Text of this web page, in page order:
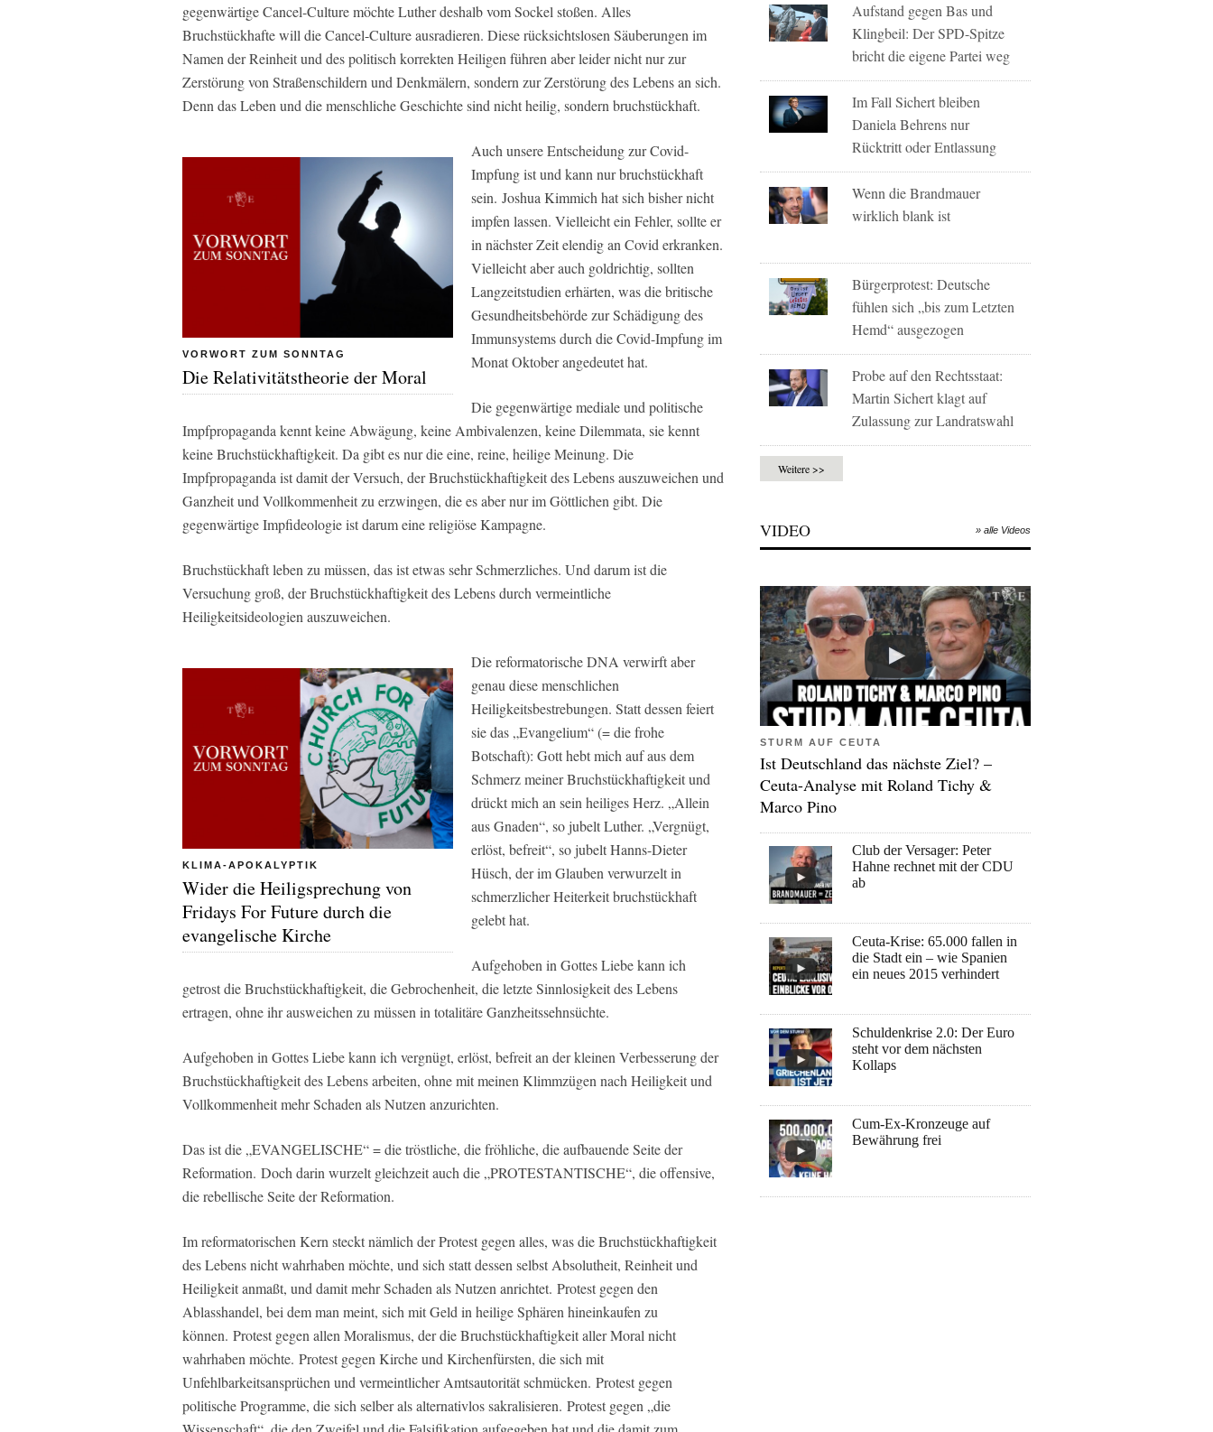
gegenwärtige Cancel-Culture möchte Luther deshalb vom Sockel stoßen. Alles
Bruchstückhafte will die Cancel-Culture ausradieren. Diese rücksichtslosen Säuberungen im
Namen der Reinheit und des politisch korrekten Heiligen führen aber leider nicht nur zur
Zerstörung von Straßenschildern und Denkmälern, sondern zur Zerstörung des Lebens an sich.
Denn das Leben und die menschliche Geschichte sind nicht heilig, sondern bruchstückhaft.
VORWORT ZUM SONNTAG
Die Relativitätstheorie der Moral
Auch unsere Entscheidung zur Covid-
Impfung ist und kann nur bruchstückhaft
sein. Joshua Kimmich hat sich bisher nicht
impfen lassen. Vielleicht ein Fehler, sollte er
in nächster Zeit elendig an Covid erkranken.
Vielleicht aber auch goldrichtig, sollten
Langzeitstudien erhärten, was die britische
Gesundheitsbehörde zur Schädigung des
Immunsystems durch die Covid-Impfung im
Monat Oktober angedeutet hat.
Die gegenwärtige mediale und politische
Impfpropaganda kennt keine Abwägung, keine Ambivalenzen, keine Dilemmata, sie kennt
keine Bruchstückhaftigkeit. Da gibt es nur die eine, reine, heilige Meinung. Die
Impfpropaganda ist damit der Versuch, der Bruchstückhaftigkeit des Lebens auszuweichen und
Ganzheit und Vollkommenheit zu erzwingen, die es aber nur im Göttlichen gibt. Die
gegenwärtige Impfideologie ist darum eine religiöse Kampagne.
Bruchstückhaft leben zu müssen, das ist etwas sehr Schmerzliches. Und darum ist die
Versuchung groß, der Bruchstückhaftigkeit des Lebens durch vermeintliche
Heiligkeitsideologien auszuweichen.
KLIMA-APOKALYPTIK
Wider die Heiligsprechung von
Fridays For Future durch die
evangelische Kirche
Die reformatorische DNA verwirft aber
genau diese menschlichen
Heiligkeitsbestrebungen. Statt dessen feiert
sie das „Evangelium“ (= die frohe
Botschaft): Gott hebt mich auf aus dem
Schmerz meiner Bruchstückhaftigkeit und
drückt mich an sein heiliges Herz. „Allein
aus Gnaden“, so jubelt Luther. „Vergnügt,
erlöst, befreit“, so jubelt Hanns-Dieter
Hüsch, der im Glauben verwurzelt in
schmerzlicher Heiterkeit bruchstückhaft
gelebt hat.
Aufgehoben in Gottes Liebe kann ich
getrost die Bruchstückhaftigkeit, die Gebrochenheit, die letzte Sinnlosigkeit des Lebens
ertragen, ohne ihr ausweichen zu müssen in totalitäre Ganzheitssehnsüchte.
Aufgehoben in Gottes Liebe kann ich vergnügt, erlöst, befreit an der kleinen Verbesserung der
Bruchstückhaftigkeit des Lebens arbeiten, ohne mit meinen Klimmzügen nach Heiligkeit und
Vollkommenheit mehr Schaden als Nutzen anzurichten.
Das ist die „EVANGELISCHE“ = die tröstliche, die fröhliche, die aufbauende Seite der
Reformation. Doch darin wurzelt gleichzeit auch die „PROTESTANTISCHE“, die offensive,
die rebellische Seite der Reformation.
Im reformatorischen Kern steckt nämlich der Protest gegen alles, was die Bruchstückhaftigkeit
des Lebens nicht wahrhaben möchte, und sich statt dessen selbst Absolutheit, Reinheit und
Heiligkeit anmaßt, und damit mehr Schaden als Nutzen anrichtet. Protest gegen den
Ablasshandel, bei dem man meint, sich mit Geld in heilige Sphären hineinkaufen zu
können. Protest gegen allen Moralismus, der die Bruchstückhaftigkeit aller Moral nicht
wahrhaben möchte. Protest gegen Kirche und Kirchenfürsten, die sich mit
Unfehlbarkeitsansprüchen und vermeintlicher Amtsautorität schmücken. Protest gegen
politische Programme, die sich selber als alternativlos sakralisieren. Protest gegen „die
Aufstand gegen Bas und
Klingbeil: Der SPD-Spitze
bricht die eigene Partei weg
Im Fall Sichert bleiben
Daniela Behrens nur
Rücktritt oder Entlassung
Wenn die Brandmauer
wirklich blank ist
Bürgerprotest: Deutsche
fühlen sich „bis zum Letzten
Hemd“ ausgezogen
Probe auf den Rechtsstaat:
Martin Sichert klagt auf
Zulassung zur Landratswahl
Weitere >>
VIDEO » alle Videos
STURM AUF CEUTA
Ist Deutschland das nächste Ziel? –
Ceuta-Analyse mit Roland Tichy &
Marco Pino
Club der Versager: Peter
Hahne rechnet mit der CDU
ab
Ceuta-Krise: 65.000 fallen in
die Stadt ein – wie Spanien
ein neues 2015 verhindert
Schuldenkrise 2.0: Der Euro
steht vor dem nächsten
Kollaps
Cum-Ex-Kronzeuge auf
Bewährung frei